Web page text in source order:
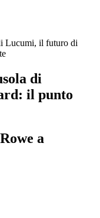
Lucumi, il futuro di
di
il punto
a